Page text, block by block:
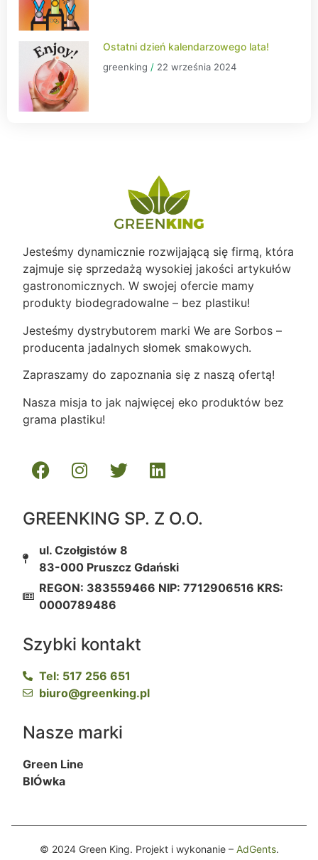
Ostatni dzień kalendarzowego lata!
greenking 22 września 2024
Jesteśmy dynamicznie rozwijającą się firmą, która
zajmuje się sprzedażą wysokiej jakości artykułów
gastronomicznych. W swojej ofercie mamy
produkty biodegradowalne – bez plastiku!
Jesteśmy dystrybutorem marki We are Sorbos –
producenta jadalnych słomek smakowych.
Zapraszamy do zapoznania się z naszą ofertą!
Nasza misja to jak najwięcej eko produktów bez
grama plastiku!
GREENKING SP. Z O.O.
ul. Czołgistów 8
83-000 Pruszcz Gdański
REGON: 383559466 NIP: 7712906516 KRS:
0000789486
Szybki kontakt
Tel: 517 256 651
biuro@greenking.pl
Nasze marki
Green Line
BIÓwka
© 2024 Green King. Projekt i wykonanie – AdGents.